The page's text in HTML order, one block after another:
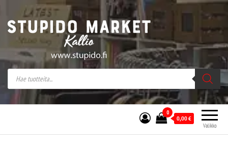
Stupido Market – verkossa ja kivijalassa
Stupido Market on vaihtoehtomusaan
erikoistunut verkko- sekä
kivijalkakauppa Helsingissä Kallion
sydämessä.
Valikko
0
0,00€